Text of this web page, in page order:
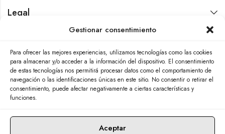
Gestionar consentimiento
Para ofrecer las mejores experiencias, utilizamos tecnologías como las cookies
para almacenar y/o acceder a la información del dispositivo. El consentimiento
de estas tecnologías nos permitirá procesar datos como el comportamiento de
navegación o las identificaciones únicas en este sitio. No consentir o retirar el
consentimiento, puede afectar negativamente a ciertas características y
funciones.
Aceptar
Legal